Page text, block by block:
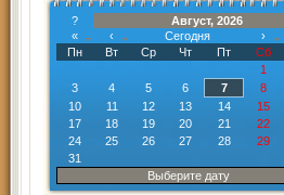
?
Август, 2026
«
‹ Сегодня ›
Пн
Вт Ср Чт Пт Сб
1
3
4 5 6 7 8
10
11 12 13 14 15
17
18 19 20 21 22
24
25 26 27 28 29
31
Выберите дату